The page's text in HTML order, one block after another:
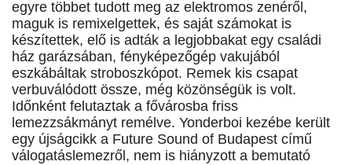
egyre többet tudott meg az elektromos zenéről,
maguk is remixelgettek, és saját számokat is
készítettek, elő is adták a legjobbakat egy családi
ház garázsában, fényképezőgép vakujából
eszkábáltak stroboszkópot. Remek kis csapat
verbuválódott össze, még közönségük is volt.
Időnként felutaztak a fővárosba friss
lemezzsákmányt remélve. Yonderboi kezébe került
egy újságcikk a Future Sound of Budapest című
válogatáslemezről, nem is hiányzott a bemutató